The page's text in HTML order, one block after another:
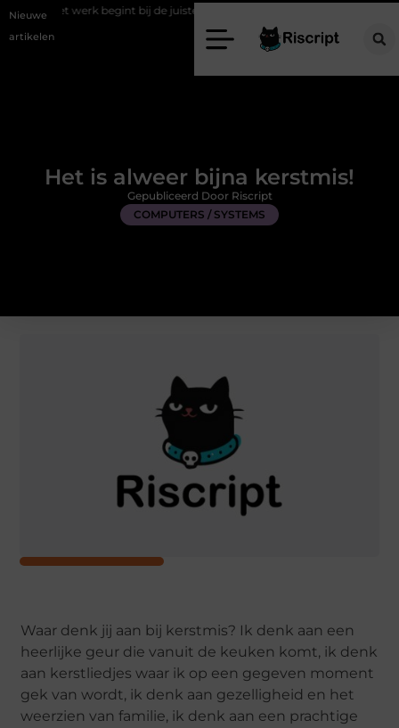
Nieuwe
artikelen
begint bij de juiste stretch werkbroek
Het is alweer bijna kerstmis!
COMPUTERS / SYSTEMS
Gepubliceerd Door Riscript
Waar denk jij aan bij kerstmis? Ik denk aan een
heerlijke geur die vanuit de keuken komt, ik denk
aan kerstliedjes waar ik op een gegeven moment
gek van wordt, ik denk aan gezelligheid en het
weerzien van familie, ik denk aan een prachtige